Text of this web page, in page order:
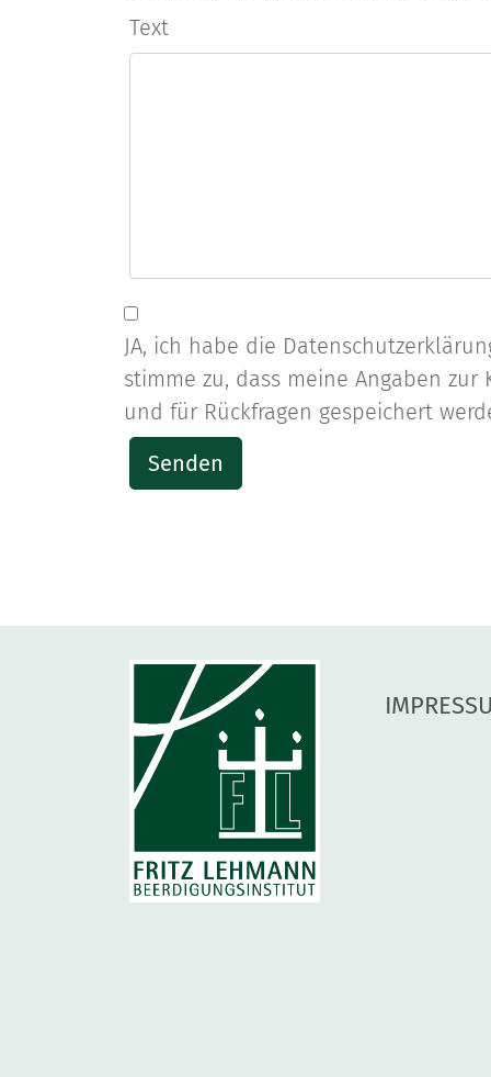
Text
JA, ich habe die
stimme zu, dass meine Angaben zur
und für Rückfragen gespeichert
Senden